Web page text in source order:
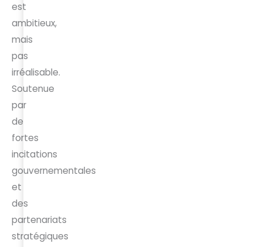
est
ambitieux,
mais
pas
irréalisable.
Soutenue
par
de
fortes
incitations
gouvernementales
et
des
partenariats
stratégiques